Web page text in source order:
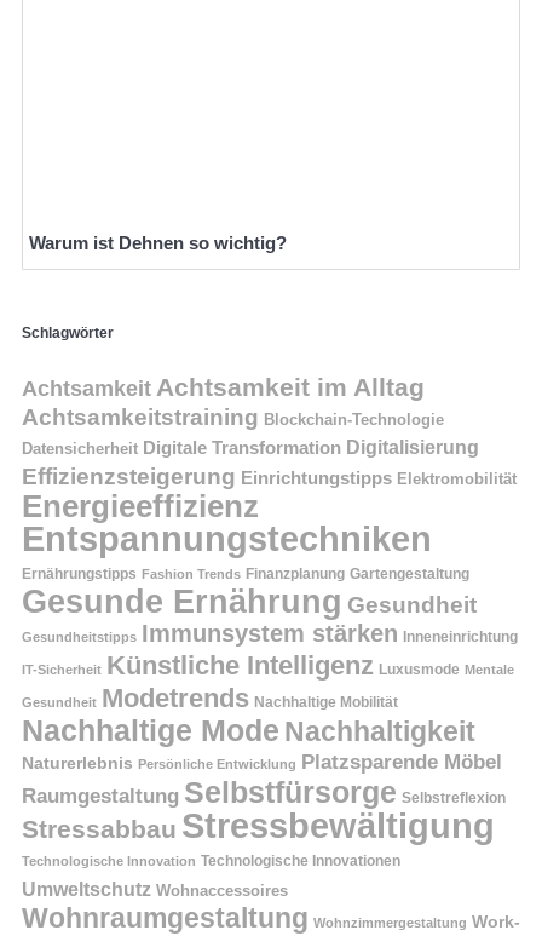
Warum ist Dehnen so wichtig?
Schlagwörter
Achtsamkeit Achtsamkeit im Alltag
Achtsamkeitstraining Blockchain-Technologie
Datensicherheit Digitale Transformation Digitalisierung
Effizienzsteigerung Einrichtungstipps Elektromobilität
Energieeffizienz
Entspannungstechniken
Ernährungstipps Fashion Trends Finanzplanung Gartengestaltung
Gesunde Ernährung Gesundheit
Gesundheitstipps Immunsystem stärken Inneneinrichtung
IT-Sicherheit Künstliche Intelligenz Luxusmode Mentale
Gesundheit Modetrends Nachhaltige Mobilität
Nachhaltige Mode Nachhaltigkeit
Naturerlebnis Persönliche Entwicklung Platzsparende Möbel
Raumgestaltung Selbstfürsorge Selbstreflexion
Stressabbau Stressbewältigung
Technologische Innovation Technologische Innovationen
Umweltschutz Wohnaccessoires
Wohnraumgestaltung Wohnzimmergestaltung Work-